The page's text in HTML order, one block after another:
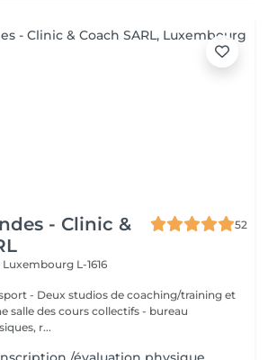
- Clinic &
52
Luxembourg L-1616
training et
des cours collectifs - bureau
r...